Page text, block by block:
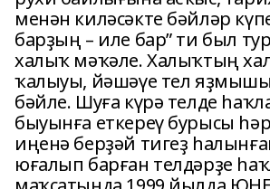
менән киләсәкте бәйләр
барҙың – иле бар” ти был
халыҡ мәҡәле. Халыҡтың
ҡалыуы, йәшәүе тел
бәйле. Шуға күрә телде
быуынға еткереү бурысы
иңенә берҙәй тигеҙ
юғалып барған телдәрҙе